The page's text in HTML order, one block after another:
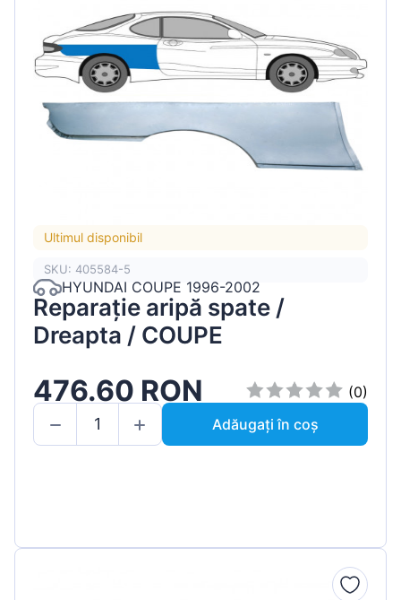
Ultimul disponibil
SKU: 405584-5
HYUNDAI COUPE 1996-2002
Reparație aripă spate /
Dreapta / COUPE
476.60 RON
(0)
Adăugați în coș